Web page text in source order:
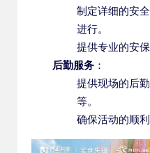
制定详细的安
进行。
提供专业的安
后勤服务 ：
提供现场的后
等。
确保活动的顺